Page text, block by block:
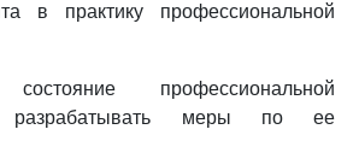
в практику профессиональной
состояние профессиональной
разрабатывать меры по ее